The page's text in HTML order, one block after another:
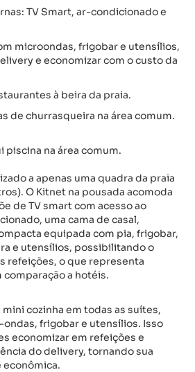
TV Smart, ar-condicionado e
microondas, frigobar e utensílios,
e economizar com o custo da
à beira da praia.
de churrasqueira na área comum.
piscina na área comum.
a apenas uma quadra da praia
O Kitnet na pousada acomoda
de TV smart com acesso ao
uma cama de casal,
equipada com pia, frigobar,
e utensílios, possibilitando o
refeições, o que representa
a hotéis.
cozinha em todas as suítes,
frigobar e utensílios. Isso
economizar em refeições e
do delivery, tornando sua